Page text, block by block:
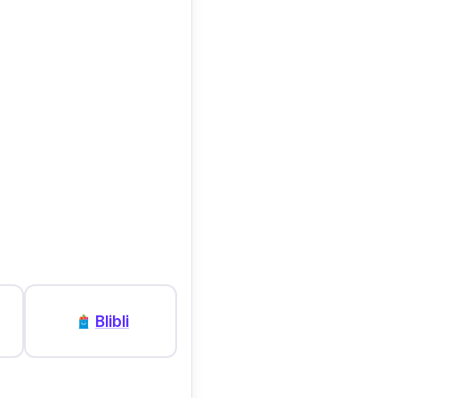
Bekas
untuk kulitku.”
Blibli